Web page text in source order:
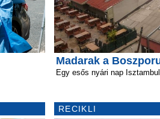
Madarak a
Egy esős nyári nap
RECIKLI